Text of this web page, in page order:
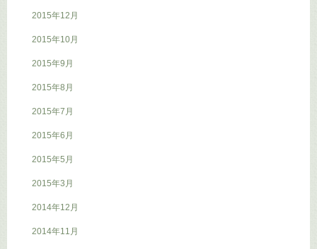
2015年12月
2015年10月
2015年9月
2015年8月
2015年7月
2015年6月
2015年5月
2015年3月
2014年12月
2014年11月